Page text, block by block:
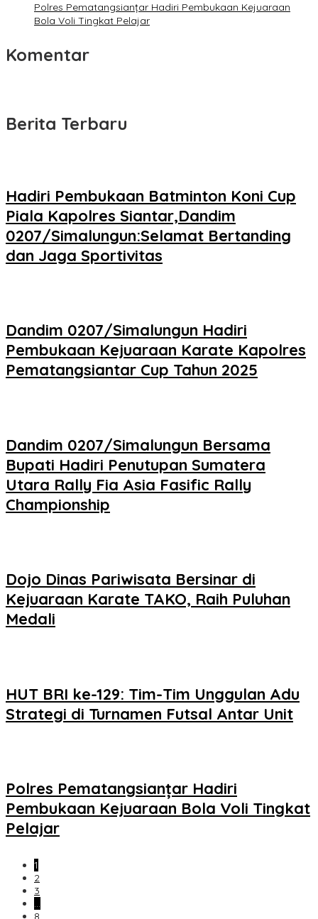
Polres Pematangsianțar Hadiri Pembukaan Kejuaraan
Bola Voli Tingkat Pelajar
Komentar
Berita Terbaru
Hadiri Pembukaan Batminton Koni Cup
Piala Kapolres Siantar,Dandim
0207/Simalungun:Selamat Bertanding
dan Jaga Sportivitas
Dandim 0207/Simalungun Hadiri
Pembukaan Kejuaraan Karate Kapolres
Pematangsiantar Cup Tahun 2025
Dandim 0207/Simalungun Bersama
Bupati Hadiri Penutupan Sumatera
Utara Rally Fia Asia Fasific Rally
Championship
Dojo Dinas Pariwisata Bersinar di
Kejuaraan Karate TAKO, Raih Puluhan
Medali
HUT BRI ke-129: Tim-Tim Unggulan Adu
Strategi di Turnamen Futsal Antar Unit
Polres Pematangsianțar Hadiri
Pembukaan Kejuaraan Bola Voli Tingkat
Pelajar
1
2
3
…
8